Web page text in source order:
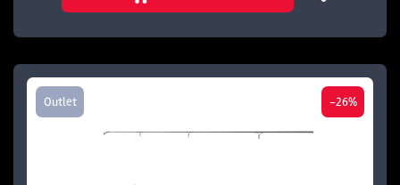
Outlet -26%